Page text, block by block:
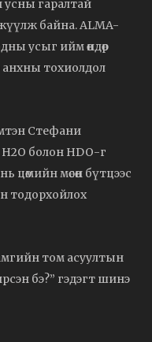
усны гаралтай
байна. ALMA-
усыг ийм өндөр
анхны тохиолдол
Стефани
болон HDO-г
цөмийн мөсөн бүтцээс
тодорхойлох
том асуултын
бэ?” гэдэгт шинэ